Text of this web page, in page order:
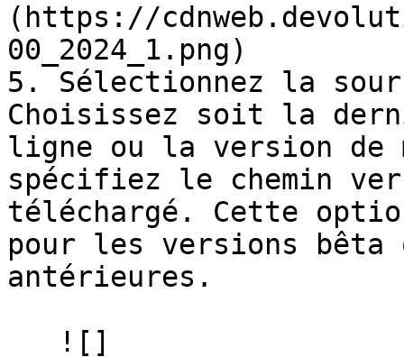
(https://
00_2024_1.png)
5. Sélectionnez la
Choisissez soit la
ligne ou la version de
spécifiez le chemin
téléchargé. Cette
pour les versions bêta
antérieures.